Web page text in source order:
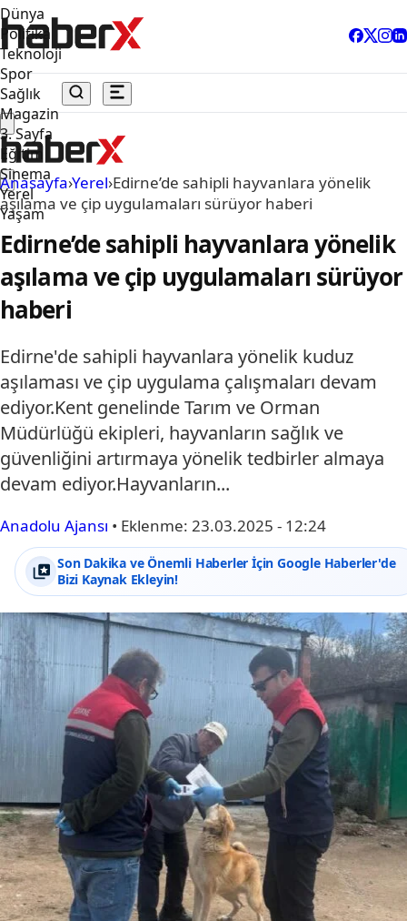
Dünya
Politika
Teknoloji
Spor
Sağlık
Magazin
3. Sayfa
Eğitim
Sinema
Yerel
Yaşam
Anasayfa›Yerel›Edirne’de sahipli hayvanlara yönelik
aşılama ve çip uygulamaları sürüyor haberi
Edirne’de sahipli hayvanlara yönelik
aşılama ve çip uygulamaları sürüyor
haberi
Edirne'de sahipli hayvanlara yönelik kuduz
aşılaması ve çip uygulama çalışmaları devam
ediyor.Kent genelinde Tarım ve Orman
Müdürlüğü ekipleri, hayvanların sağlık ve
güvenliğini artırmaya yönelik tedbirler almaya
devam ediyor.Hayvanların...
Anadolu Ajansı • Eklenme: 23.03.2025 - 12:24
Son Dakika ve Önemli Haberler İçin Google Haberler'de
Bizi Kaynak Ekleyin!